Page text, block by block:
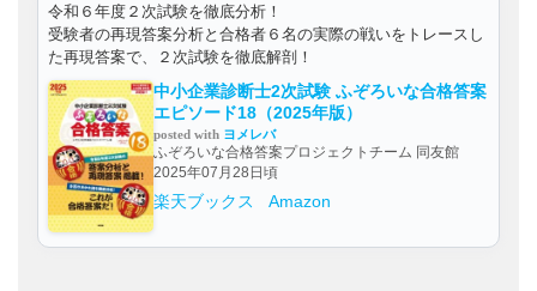
令和６年度２次試験を徹底分析！
受験者の再現答案分析と合格者６名の実際の戦いをトレースし
た再現答案で、２次試験を徹底解剖！
中小企業診断士2次試験 ふぞろいな合格答案
エピソード18（2025年版）
posted with ヨメレバ
ふぞろいな合格答案プロジェクトチーム 同友館
2025年07月28日頃
楽天ブックス Amazon